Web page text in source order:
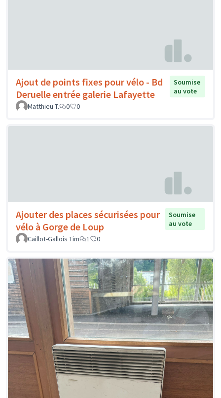
Ajout de points fixes pour vélo - Bd
Deruelle entrée galerie Lafayette
Soumise
au vote
Matthieu T.
0 0
Ajouter des places sécurisées pour
vélo à Gorge de Loup
Soumise
au vote
Caillot-Gallois Tim
1 0